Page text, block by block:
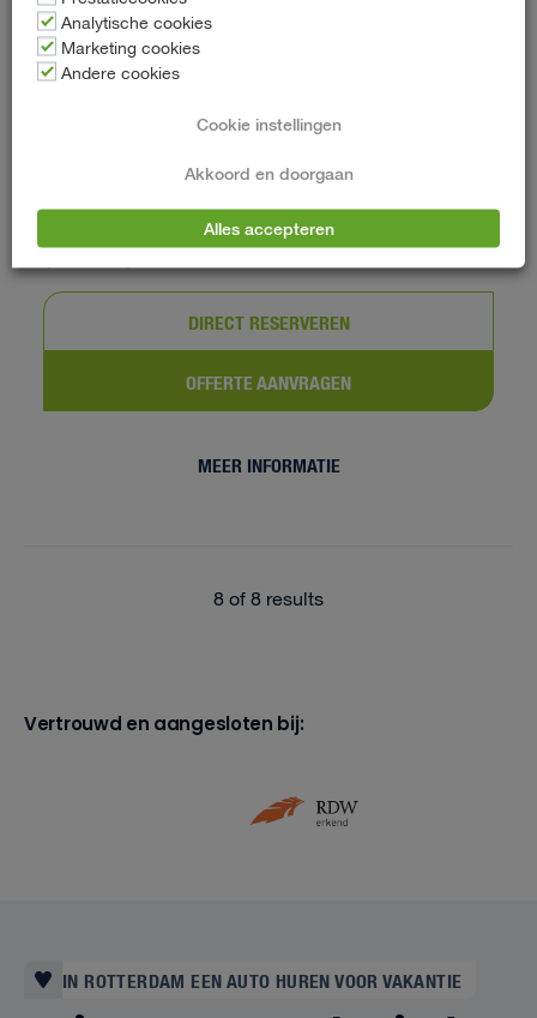
5 deurs
Handgeschakeld
v.a.€ 75,-p/d
DIRECT RESERVEREN
OFFERTE AANVRAGEN
MEER INFORMATIE
8 of 8 results
Vertrouwd en aangesloten bij:
IN ROTTERDAM EEN AUTO HUREN VOOR VAKANTIE
Analytische cookies
Marketing cookies
Andere cookies
Cookie instellingen
Akkoord en doorgaan
Alles accepteren